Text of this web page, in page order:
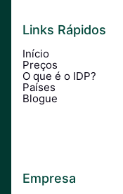
Links Rápidos
Início
Preços
O que é o IDP?
Países
Blogue
Empresa